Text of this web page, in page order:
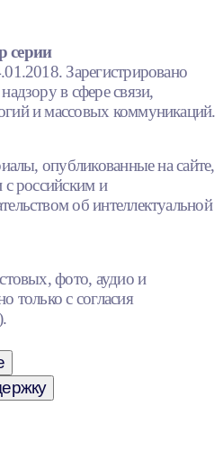
серии
Зарегистрировано
в сфере связи,
и массовых коммуникаций.
опубликованные на сайте,
российским и
об интеллектуальной
фото, аудио и
только с согласия